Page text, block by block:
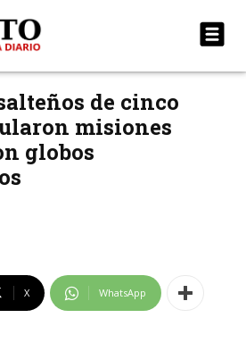
de cinco
misiones
globos
X WhatsApp